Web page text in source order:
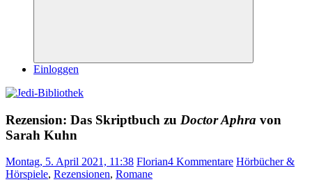
Suchen
Einloggen
Rezension: Das Skriptbuch zu Doctor Aphra von
Sarah Kuhn
Montag, 5. April 2021, 11:38 Florian4 Kommentare Hörbücher &
Hörspiele, Rezensionen, Romane